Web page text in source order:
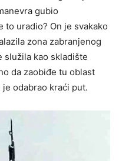
gubio
to uradio? On je svakako
zona zabranjenog
služila kao skladište
da zaobiđe tu oblast
odabrao kraći put.